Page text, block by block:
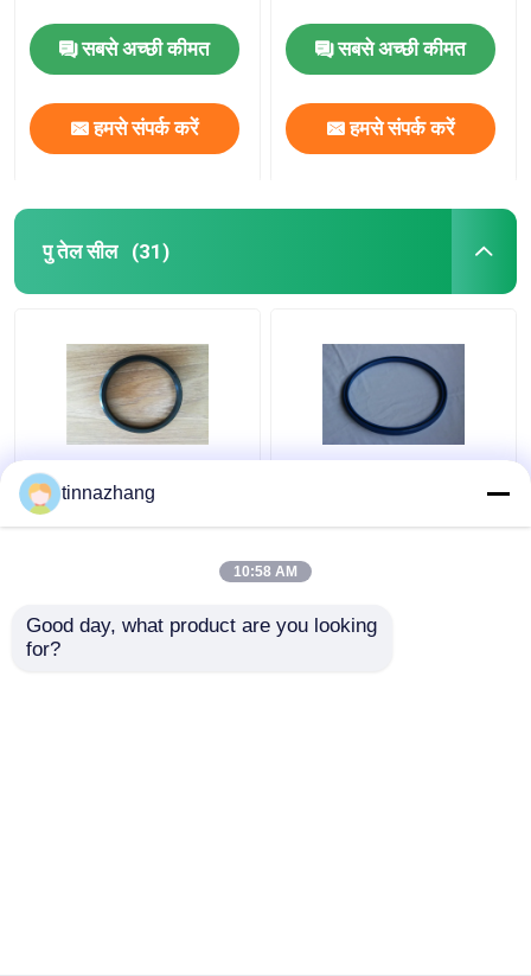
सबसे अच्छी कीमत
हमसे संपर्क करें
सबसे अच्छी कीमत
हमसे संपर्क करें
पु तेल सील (31)
आंसू प्रतिरोध हाइड्रोलिक होंठ
सील, लोहे के साथ टिकाऊ
tinnazhang
10:58 AM
Good day, what product are you looking
for?